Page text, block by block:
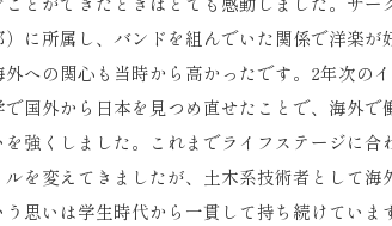
）に所属し、バンドを組んでいた関係で洋楽が
外への関心も当時から高かったです。2年次の
国外から日本を見つめ直せたことで、海外で
を強くしました。これまでライフステージに合
ルを変えてきましたが、土木系技術者として海
う思いは学生時代から一貫して持ち続けていま